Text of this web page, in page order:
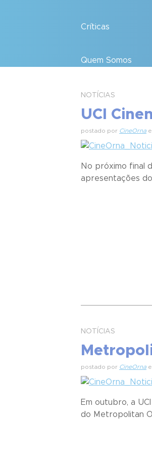
Críticas
Quem Somos
NOTÍCIAS
UCI
postado por CineOrna
No próximo final
apresentações
NOTÍCIAS
postado por CineOrna
Em outubro, a
do Metropolitan